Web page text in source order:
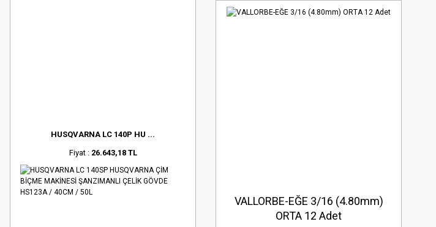
HUSQVARNA LC 140P HU ...
Fiyat : 26.643,18 TL
VALLORBE-EĞE 3/16 (4.80mm)
ORTA 12 Adet